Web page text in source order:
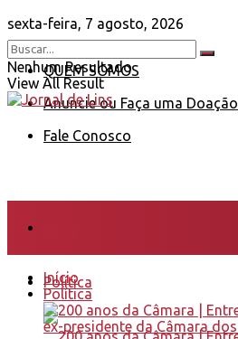
sexta-feira, 7 agosto, 2026
QUEM SOMOS
Anuncie ou Faça uma Doação
Fale Conosco
Nenhum Resultado
View All Result
Política
Início
Política